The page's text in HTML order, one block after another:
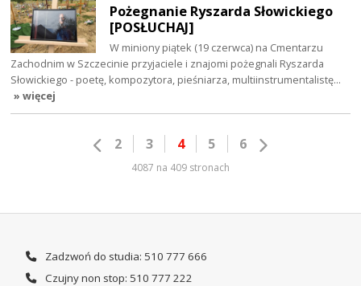
Pożegnanie Ryszarda Słowickiego
[POSŁUCHAJ]
W miniony piątek (19 czerwca) na Cmentarzu
Zachodnim w Szczecinie przyjaciele i znajomi pożegnali Ryszarda
Słowickiego - poetę, kompozytora, pieśniarza, multiinstrumentalistę…
» więcej
2 3 4 5 6
4087 na 409 stronach
Zadzwoń do studia: 510 777 666
Czujny non stop: 510 777 222